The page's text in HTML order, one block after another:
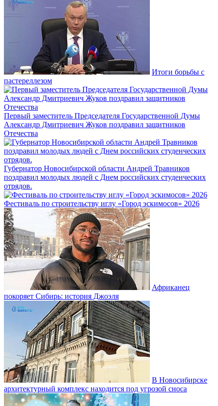
Итоги борьбы с
пастереллезом
Первый заместитель Председателя Государственной Думы
Александр Дмитриевич Жуков поздравил защитников
Отечества
Губернатор Новосибирской области Андрей Травников
поздравил молодых людей с Днем российских студенческих
отрядов.
Фестиваль по строительству иглу «Город эскимосов» 2026
Африканец
покоряет Сибирь: история Джоэля
В Новосибирске
архитектурный комплекс находится под угрозой сноса